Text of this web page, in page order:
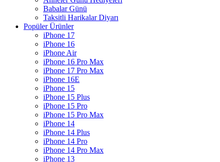
Babalar Günü
Taksitli Harikalar Diyarı
Popüler Ürünler
iPhone 17
iPhone 16
iPhone Air
iPhone 16 Pro Max
iPhone 17 Pro Max
iPhone 16E
iPhone 15
iPhone 15 Plus
iPhone 15 Pro
iPhone 15 Pro Max
iPhone 14
iPhone 14 Plus
iPhone 14 Pro
iPhone 14 Pro Max
iPhone 13